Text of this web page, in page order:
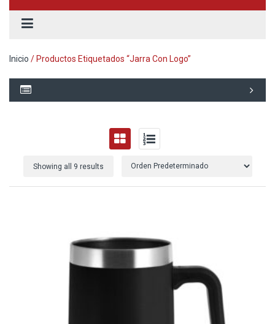
Inicio / Productos Etiquetados “jarra Con Logo”
Showing all 9 results